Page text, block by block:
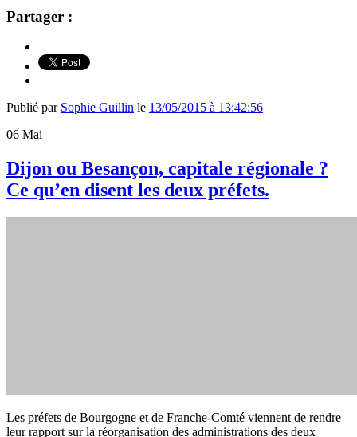
Partager :
Publié par Sophie Guillin le 13/05/2015 à 13:42:56
06 Mai
Dijon ou Besançon, capitale régionale ?
Ce qu’en disent les deux préfets.
Les préfets de Bourgogne et de Franche-Comté viennent de rendre
leur rapport sur la réorganisation des administrations des deux